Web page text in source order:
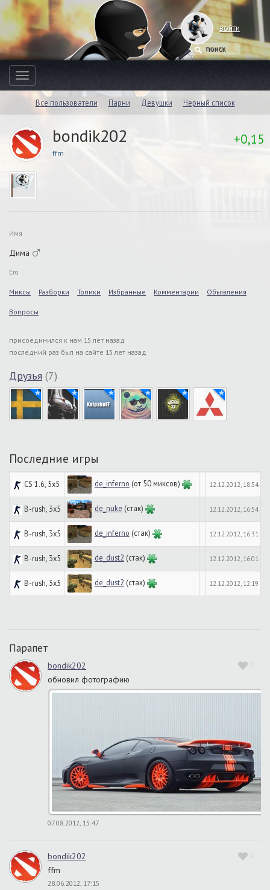
войти
Toggle
navigation
Все пользователи Парни Девушки Черный список
bondik202
ffm
+0,15
Имя
Дима
Его
Миксы Разборки Топики Избранные Комментарии Объявления
Вопросы
присоединился к нам 15 лет назад
последний раз был на сайте 13 лет назад
Друзья (7)
Последние игры
CS 1.6, 5x5 de_inferno (от 50 миксов) 12.12.2012, 18:54
B-rush, 3x5 de_nuke (стак) 12.12.2012, 16:54
B-rush, 3x5 de_inferno (стак) 12.12.2012, 16:31
B-rush, 3x5 de_dust2 (стак) 12.12.2012, 16:01
B-rush, 3x5 de_dust2 (стак) 12.12.2012, 12:19
Парапет
2
bondik202
обновил фотографию
07.08.2012, 15:47
1
bondik202
ffm
28.06.2012, 17:15